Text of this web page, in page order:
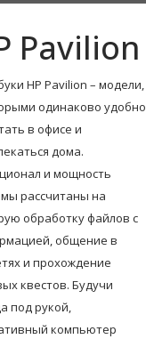
Pavilion
HP Pavilion – модели,
одинаково удобно
в офисе и
дома.
и мощность
рассчитаны на
обработку файлов с
общение в
и прохождение
квестов. Будучи
под рукой,
компьютер